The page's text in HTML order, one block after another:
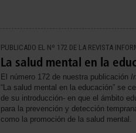
PUBLICADO EL Nº 172 DE LA REVISTA
La salud mental en la
El número 172 de nuestra publicación
“La salud mental en la educación” se
de su introducción- en que el ámbito
para la prevención y detección
como la promoción de la salud mental.